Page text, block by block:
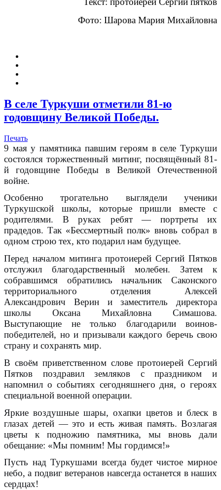
Фото: Шарова Мария Михайловна
В селе Туркуши отметили 81-ю
годовщину Великой Победы.
Печать
9 мая у памятника павшим героям в селе Туркуши
состоялся торжественный митинг, посвящённый 81-
й годовщине Победы в Великой Отечественной
войне.
Особенно трогательно выглядели ученики
Туркушской школы, которые пришли вместе с
родителями. В руках ребят — портреты их
прадедов. Так «Бессмертный полк» вновь собрал в
одном строю тех, кто подарил нам будущее.
Перед началом митинга протоиерей Сергий Пятков
отслужил благодарственный молебен. Затем к
собравшимся обратились начальник Саконского
территориального отделения Алексей
Александрович Верин и заместитель директора
школы Оксана Михайловна Симашова.
Выступающие не только благодарили воинов-
победителей, но и призывали каждого беречь свою
страну и сохранять мир.
В своём приветственном слове протоиерей Сергий
Пятков поздравил земляков с праздником и
напомнил о событиях сегодняшнего дня, о героях
специальной военной операции.
Яркие воздушные шары, охапки цветов и блеск в
глазах детей — это и есть живая память. Возлагая
цветы к подножию памятника, мы вновь дали
обещание: «Мы помним! Мы гордимся!»
Пусть над Туркушами всегда будет чистое мирное
небо, а подвиг ветеранов навсегда останется в наших
сердцах!